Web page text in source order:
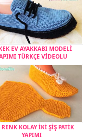
EV AYAKKABI MODELİ
TÜRKÇE VİDEOLU
RENK KOLAY İKİ ŞİŞ PATİK
YAPIMI